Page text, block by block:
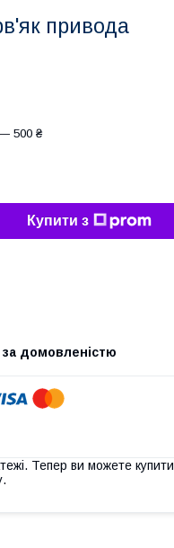
привода
500 ₴
Купити з
за домовленістю
Тепер ви можете купити